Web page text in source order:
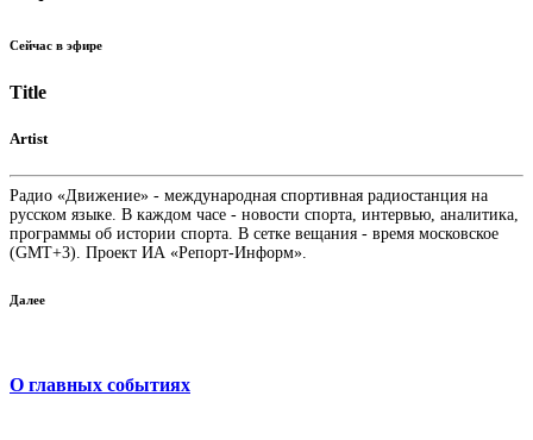
Сейчас в эфире
Title
Artist
Радио «Движение» - международная спортивная радиостанция на
русском языке. В каждом часе - новости спорта, интервью, аналитика,
программы об истории спорта. В сетке вещания - время московское
(GMT+3). Проект ИА «Репорт-Информ».
Далее
О главных событиях